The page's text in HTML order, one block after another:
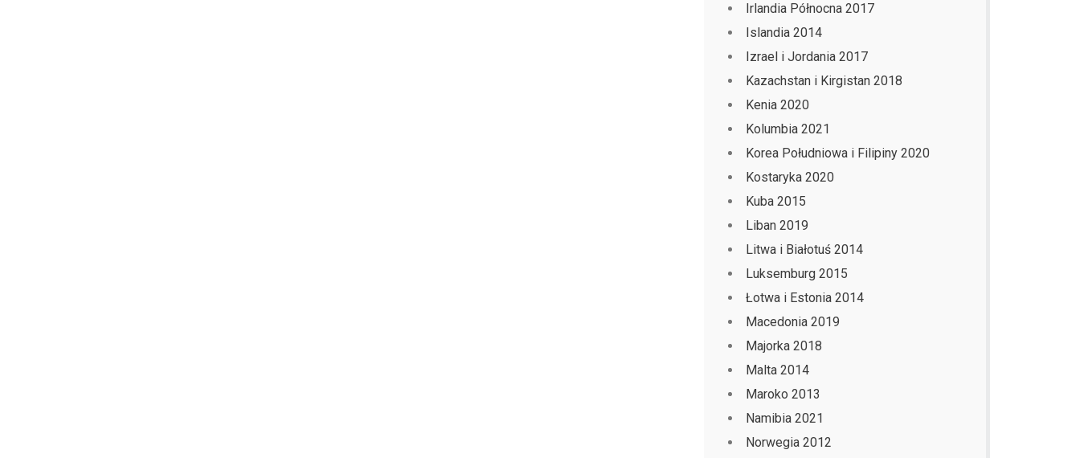
Irlandia Północna 2017
Islandia 2014
Izrael i Jordania 2017
Kazachstan i Kirgistan 2018
Kenia 2020
Kolumbia 2021
Korea Południowa i Filipiny 2020
Kostaryka 2020
Kuba 2015
Liban 2019
Litwa i Białotuś 2014
Luksemburg 2015
Łotwa i Estonia 2014
Macedonia 2019
Majorka 2018
Malta 2014
Maroko 2013
Namibia 2021
Norwegia 2012